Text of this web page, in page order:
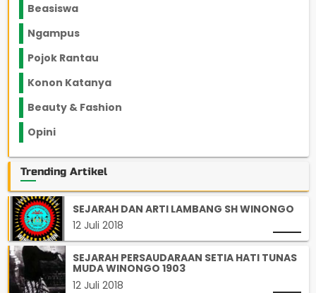
Beasiswa
Ngampus
Pojok Rantau
Konon Katanya
Beauty & Fashion
Opini
Trending Artikel
SEJARAH DAN ARTI LAMBANG SH WINONGO
12 Juli 2018
SEJARAH PERSAUDARAAN SETIA HATI TUNAS
MUDA WINONGO 1903
12 Juli 2018